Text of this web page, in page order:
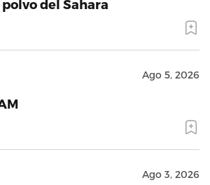
del Sahara
Ago 5, 2026
Ago 3, 2026